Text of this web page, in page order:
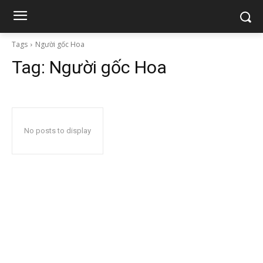
Tags Người gốc Hoa
Tag: Người gốc Hoa
No posts to display